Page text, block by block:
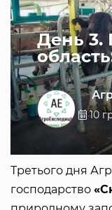
День 3.
10
Третього дня
господарство